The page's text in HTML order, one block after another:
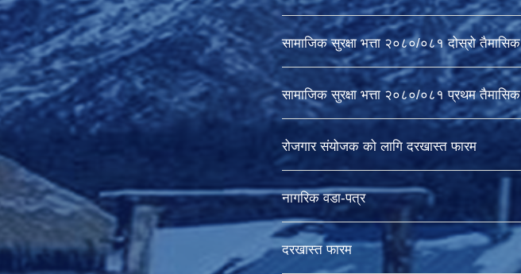
सामाजिक सुरक्षा भत्ता २०८०/०८१ दोस्रो तैमासिक
सामाजिक सुरक्षा भत्ता २०८०/०८१ प्रथम तैमासिक
रोजगार संयोजक को लागि दरखास्त फारम
नागरिक वडा-पत्र
दरखास्त फारम